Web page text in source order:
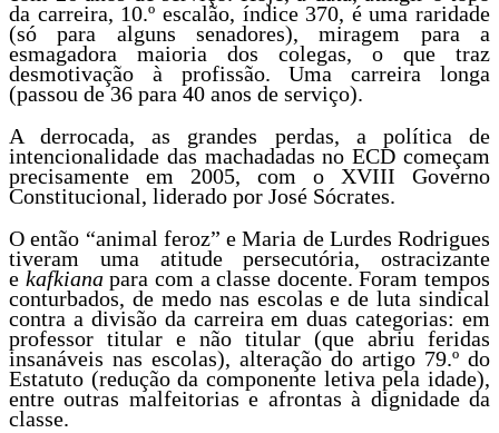
da carreira, 10.º escalão, índice 370, é uma raridade
(só para alguns senadores), miragem para a
esmagadora maioria dos colegas, o que traz
desmotivação à profissão. Uma carreira longa
(passou de 36 para 40 anos de serviço).
A derrocada, as grandes perdas, a política de
intencionalidade das machadadas no ECD começam
precisamente em 2005, com o XVIII Governo
Constitucional, liderado por José Sócrates.
O então “animal feroz” e Maria de Lurdes Rodrigues
tiveram uma atitude persecutória, ostracizante
e kafkiana para com a classe docente. Foram tempos
conturbados, de medo nas escolas e de luta sindical
contra a divisão da carreira em duas categorias: em
professor titular e não titular (que abriu feridas
insanáveis nas escolas), alteração do artigo 79.º do
Estatuto (redução da componente letiva pela idade),
entre outras malfeitorias e afrontas à dignidade da
classe.